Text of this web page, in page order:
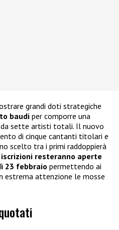
grandi doti strategiche
baudi per comporre una
sette artisti totali. Il nuovo
di cinque cantanti titolari e
scelto tra i primi raddoppierà
iscrizioni resteranno aperte
23 febbraio permettendo ai
estrema attenzione le mosse